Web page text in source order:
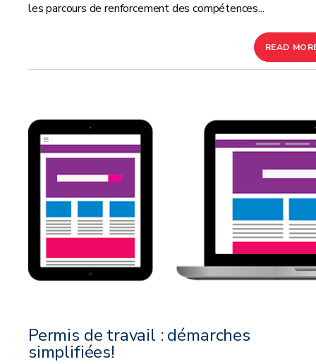
les parcours de renforcement des compétences...
READ
Permis de travail : démarches
simplifiées!